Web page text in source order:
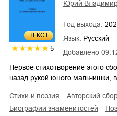
ТЕКСТ
5 Добавлено
Юрий
Год выхода:
Язык: Русский
Первое стихотворение этого
назад рукой юного мальчишки,
стихи и поэзия
авторский
биографии знаменитостей